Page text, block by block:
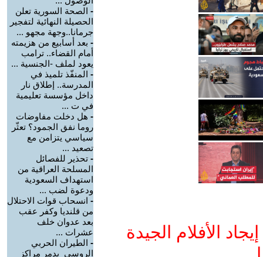
الأفلام الجيدة
- الصحة السورية تعلن
الحصيلة النهائية لتفجير
جرمانا..وجهة مجهو ...
- بعد أسابيع من هزيمته
أمام القضاء.. ترامب
يعود لملف -الجنسية ...
- المنفّذ تلميذ في
المدرسة.. إطلاق نار
داخل مؤسسة تعليمية
في ت ...
- هل دخلت مفاوضات
روما نفق الجمود؟ تعثّر
سياسي يتزامن مع
تصعيد ...
- تحذير للفصائل
المسلحة العراقية من
استهداف السعودية
ودعوة لضب ...
- انسحاب قوات الاحتلال
من قلنديا وكفر عقب
بعد عدوان خلف
عشرات ...
- الطيران الحربي
الروسي يدمر مراكز